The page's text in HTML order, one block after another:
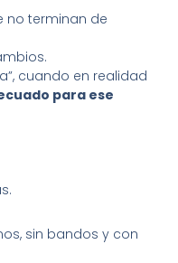
no terminan de
cuando en realidad
para ese
sin bandos y con